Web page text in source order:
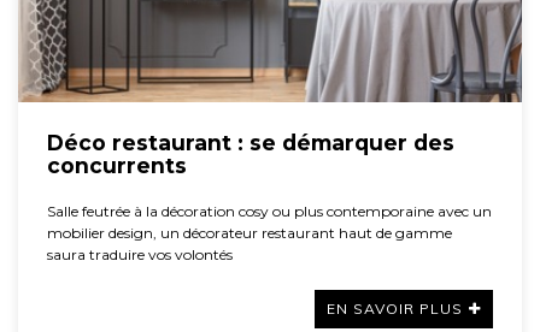
Déco restaurant : se démarquer des
concurrents
Salle feutrée à la décoration cosy ou plus contemporaine avec un
mobilier design, un décorateur restaurant haut de gamme
saura traduire vos volontés
EN SAVOIR PLUS